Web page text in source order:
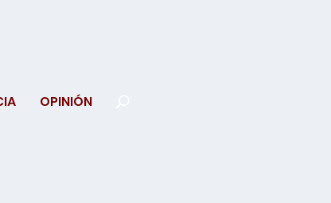
OPINIÓN